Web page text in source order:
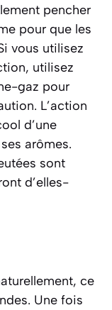
pencher
pour que les
vous utilisez
utilisez
gaz pour
L’action
d’une
arômes.
sont
d’elles-
ce
Une fois